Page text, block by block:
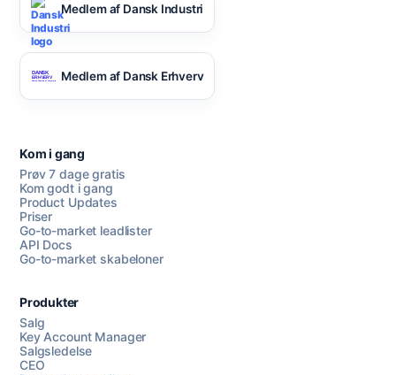
Medlem af Dansk Industri
Medlem af Dansk Erhverv
Kom i gang
Prøv 7 dage gratis
Kom godt i gang
Product Updates
Priser
Go-to-market leadlister
API Docs
Go-to-market skabeloner
Produkter
Salg
Key Account Manager
Salgsledelse
CEO